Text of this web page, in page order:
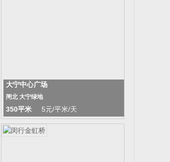
大宁中心广场
闸北 大宁绿地
350平米 5元/平米/天